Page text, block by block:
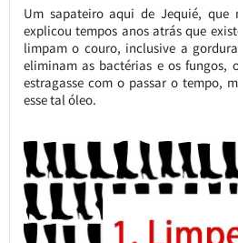
Um sapateiro aqui de Jequié,
explicou tempos anos atrás que
limpam o couro, inclusive a
eliminam as bactérias e os fungos,
estragasse com o passar o tempo,
esse tal óleo.